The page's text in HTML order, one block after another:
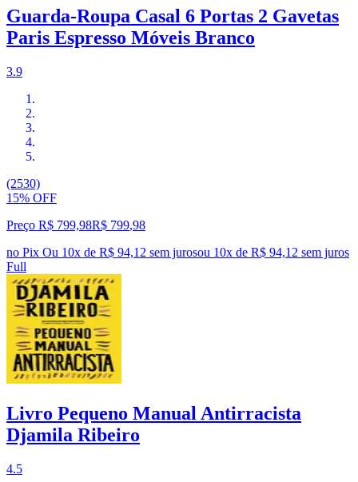
Guarda-Roupa Casal 6 Portas 2 Gavetas
Paris Espresso Móveis Branco
3.9
(2530)
15% OFF
Preço R$ 799,98R$ 799,98
no Pix Ou 10x de R$ 94,12 sem jurosou 10x de R$ 94,12 sem juros
Full
Livro Pequeno Manual Antirracista
Djamila Ribeiro
4.5